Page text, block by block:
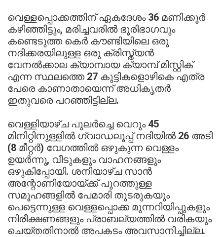
വെള്ളപ്പൊക്കത്തിന് ഏകദേശം 36 മണിക്കൂർ
കഴിഞ്ഞിട്ടും, മരിച്ചവരിൽ ഭൂരിഭാഗവും
കണ്ടെടുത്ത കെർ കൗണ്ടിയിലെ ഒരു
നദിക്കരയിലുള്ള ഒരു ക്രിസ്ത്യൻ
വേനൽക്കാല ക്യാമ്പായ ക്യാമ്പ് മിസ്റ്റിക്
എന്ന സ്ഥലത്തെ 27 കുട്ടികളൊഴികെ എത്ര
പേരെ കാണാതായെന്ന് അധികൃതർ
ഇതുവരെ പറഞ്ഞിട്ടില്ല.
വെള്ളിയാഴ്ച പുലർച്ചെ വെറും 45
മിനിറ്റിനുള്ളിൽ ഗ്വാഡലൂപ്പ് നദിയിൽ 26 അടി
(8 മീറ്റർ) വേഗത്തിൽ ഒഴുകുന്ന വെള്ളം
ഉയർന്നു, വീടുകളും വാഹനങ്ങളും
ഒഴുകിപ്പോയി. ശനിയാഴ്ച സാൻ
അന്റോണിയോയ്ക്ക് പുറത്തുള്ള
സമൂഹങ്ങളിൽ പേമാരി തുടരുകയും
പെട്ടെന്നുള്ള വെള്ളപ്പൊക്ക മുന്നറിയിപ്പുകളും
നിരീക്ഷണങ്ങളും പ്രാബല്യത്തിൽ വരികയും
ചെയ്തതിനാൽ അപകടം അവസാനിച്ചില്ല.